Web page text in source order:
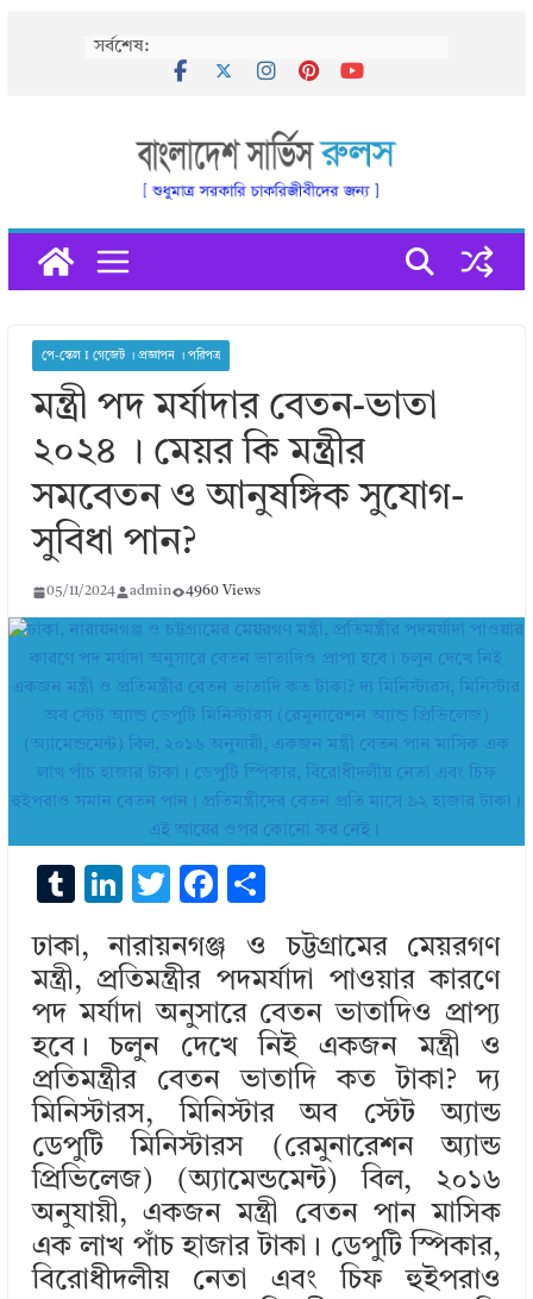
সর্বশেষ:
পে-স্কেল I গেজেট । প্রজ্ঞাপন । পরিপত্র
মন্ত্রী পদ মর্যাদার বেতন-ভাতা
২০২৪ । মেয়র কি মন্ত্রীর
সমবেতন ও আনুষঙ্গিক সুযােগ-
সুবিধা পান?
05/11/2024 admin 4960 Views
T
m
bl
r
Li
k
e
dI
n
T
it
te
r
F
e
b
o
o
k
ar
e
ঢাকা, নারায়নগঞ্জ ও চট্টগ্রামের মেয়রগণ
মন্ত্রী, প্রতিমন্ত্রীর পদমর্যাদা পাওয়ার কারণে
পদ মর্যাদা অনুসারে বেতন ভাতাদিও প্রাপ্য
হবে। চলুন দেখে নিই একজন মন্ত্রী ও
প্রতিমন্ত্রীর বেতন ভাতাদি কত টাকা? দ্য
মিনিস্টারস, মিনিস্টার অব স্টেট অ্যান্ড
ডেপুটি মিনিস্টারস (রেমুনারেশন অ্যান্ড
প্রিভিলেজ) (অ্যামেন্ডমেন্ট) বিল, ২০১৬
অনুযায়ী, একজন মন্ত্রী বেতন পান মাসিক
এক লাখ পাঁচ হাজার টাকা। ডেপুটি স্পিকার,
বিরোধীদলীয় নেতা এবং চিফ হুইপরাও